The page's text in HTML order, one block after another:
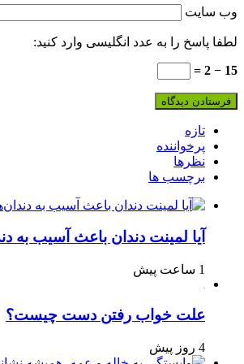
وب‌ سایت
لطفا پاسخ را به عدد انگلیسی وارد کنید:
15 − 2 =
تازه
پرخواننده
نظرها
برچسب ها
آیا لمینت دندان باعث آسیب
1 ساعت پیش
علت خواب رفتن دست چیست؟
4 روز پیش